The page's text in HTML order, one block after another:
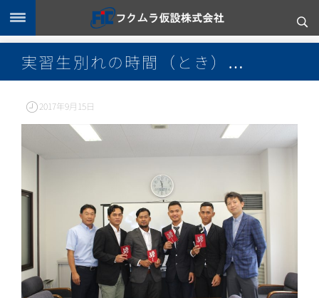
実習生別れの時間（とき）…
2017年9月15日